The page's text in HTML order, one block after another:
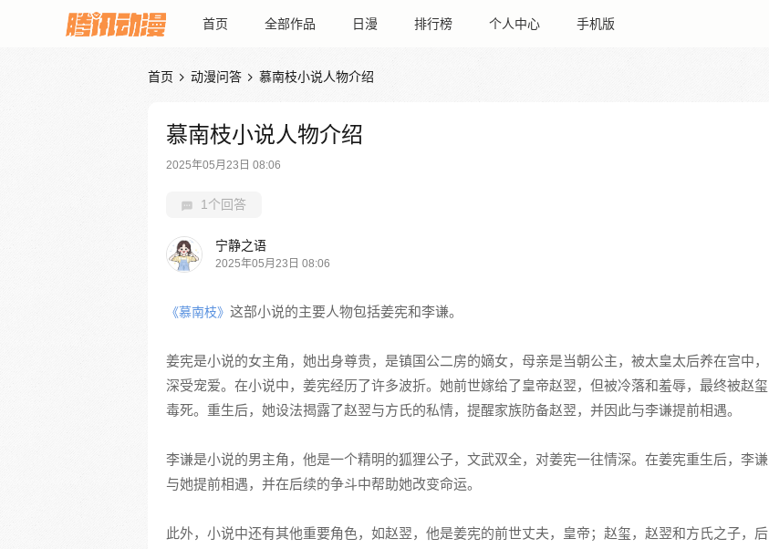
首页 全部作品 日漫 排行榜 个人中心 手机版
首页  动漫问答  慕南枝小说人物介绍
慕南枝小说人物介绍
2025年05月23日 08:06
1个回答
宁静之语
2025年05月23日 08:06
《慕南枝》 这部小说的主要人物包括姜宪和李谦。
姜宪是小说的女主角，她出身尊贵，是镇国公二房的嫡女，母亲是当朝公主，被太皇太后养在宫中，
深受宠爱。在小说中，姜宪经历了许多波折。她前世嫁给了皇帝赵翌，但被冷落和羞辱，最终被赵玺
毒死。重生后，她设法揭露了赵翌与方氏的私情，提醒家族防备赵翌，并因此与李谦提前相遇。
李谦是小说的男主角，他是一个精明的狐狸公子，文武双全，对姜宪一往情深。在姜宪重生后，李谦
与她提前相遇，并在后续的争斗中帮助她改变命运。
此外，小说中还有其他重要角色，如赵翌，他是姜宪的前世丈夫，皇帝；赵玺，赵翌和方氏之子，后